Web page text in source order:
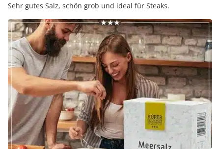
Sehr gutes Salz, schön grob und ideal für Steaks.